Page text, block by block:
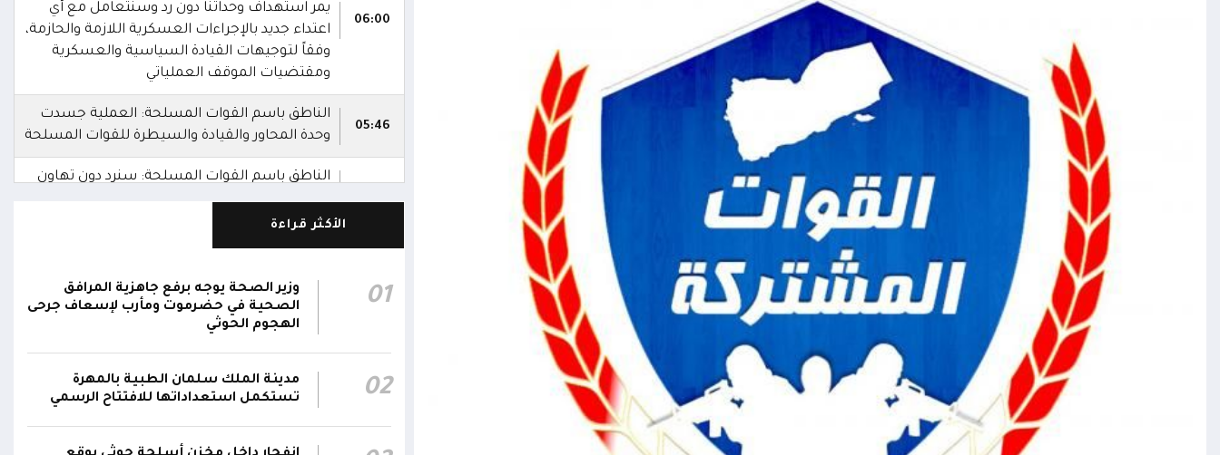
06:00
يمر استهداف وحداتنا دون رد وسنتعامل مع أي
اعتداء جديد بالإجراءات العسكرية اللازمة والحازمة،
وفقاً لتوجيهات القيادة السياسية والعسكرية
ومقتضيات الموقف العملياتي
05:46
الناطق باسم القوات المسلحة: العملية جسدت
وحدة المحاور والقيادة والسيطرة للقوات المسلحة
الناطق باسم القوات المسلحة: سنرد دون تهاون
حال استمرت اعتداءات الحوثيين الغادرة
05:34
المقاومة الوطنية تصد هجوماً حوثياً في جبهتي
الحيمة بالتحيتا وحيس جنوب الحديدة
بصورة دائمة لمتابعة التطورات الميدانية والأمنية
واتخاذ ما يلزم من إجراءات بصورة عاجلة ومستمرة
بما يضمن سرعة الاستجابة للتصعيد الحوثي
والتعامل مع تداعياته على مختلف المستويات
الأكثر قراءة
01
وزير الصحة يوجه برفع جاهزية المرافق
الصحية في حضرموت ومأرب لإسعاف جرحى
الهجوم الحوثي
02
مدينة الملك سلمان الطبية بالمهرة
تستكمل استعداداتها للافتتاح الرسمي